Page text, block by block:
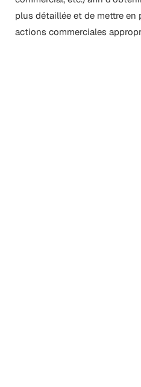
plus détaillée et de mettre en
actions commerciales